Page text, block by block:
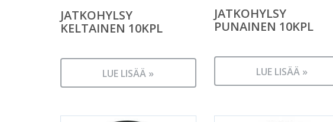
JATKOHYLSY
KELTAINEN 10KPL
LUE LISÄÄ »
JATKOHYLSY
PUNAINEN 10KPL
LUE LISÄÄ »